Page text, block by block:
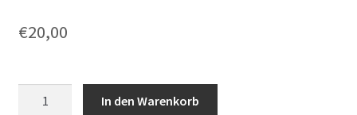
€20,00
In den Warenkorb